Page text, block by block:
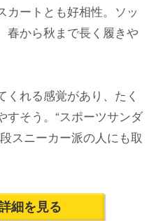
カートとも好相性。ソッ
春から秋まで長く履き
れる感覚があり、たく
すそう。“スポーツサンダ
スニーカー派の人にも取
細を見る